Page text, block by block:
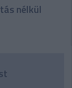
nélkül